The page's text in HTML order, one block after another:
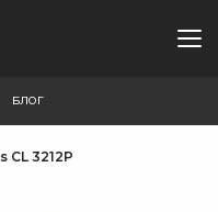
БЛОГ
CL 3212P